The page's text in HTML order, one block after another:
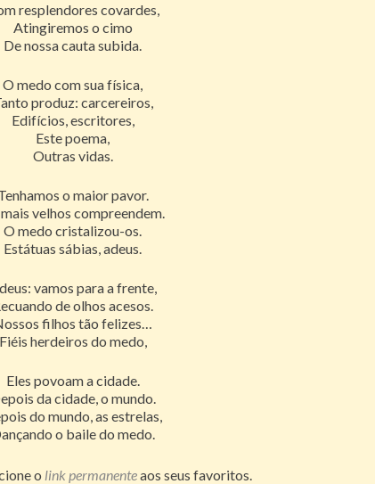
resplendores covardes,
Atingiremos o cimo
De nossa cauta subida.
O medo com sua física,
produz: carcereiros,
Edifícios, escritores,
Este poema,
Outras vidas.
o maior pavor.
velhos compreendem.
O medo cristalizou-os.
Estátuas sábias, adeus.
vamos para a frente,
de olhos acesos.
filhos tão felizes…
Fiéis herdeiros do medo,
Eles povoam a cidade.
da cidade, o mundo.
do mundo, as estrelas,
o baile do medo.
o link permanenteaos seus favoritos.